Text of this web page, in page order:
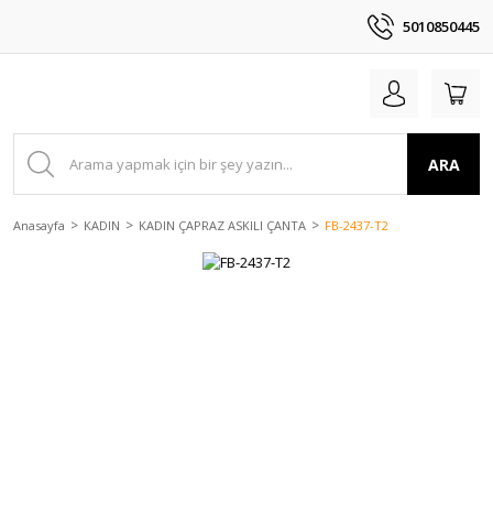
5010850445
ARA
Anasayfa KADIN KADIN ÇAPRAZ ASKILI ÇANTA FB-2437-T2